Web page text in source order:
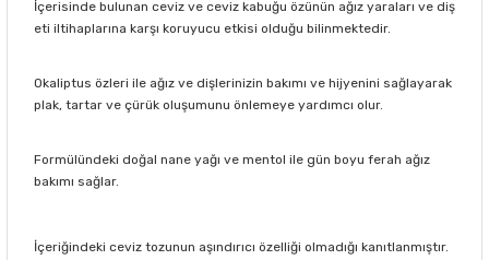
İçerisinde bulunan ceviz ve ceviz kabuğu özünün ağız yaraları ve diş
eti iltihaplarına karşı koruyucu etkisi olduğu bilinmektedir.
Okaliptus özleri ile ağız ve dişlerinizin bakımı ve hijyenini sağlayarak
plak, tartar ve çürük oluşumunu önlemeye yardımcı olur.
Formülündeki doğal nane yağı ve mentol ile gün boyu ferah ağız
bakımı sağlar.
İçeriğindeki ceviz tozunun aşındırıcı özelliği olmadığı kanıtlanmıştır.